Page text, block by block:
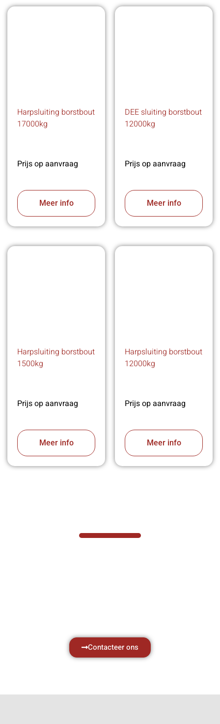
Harpsluiting borstbout
17000kg
Prijs op aanvraag
Meer info
DEE sluiting borstbout
12000kg
Prijs op aanvraag
Meer info
Harpsluiting borstbout
1500kg
Prijs op aanvraag
Meer info
Harpsluiting borstbout
12000kg
Prijs op aanvraag
Meer info
Contacteer ons